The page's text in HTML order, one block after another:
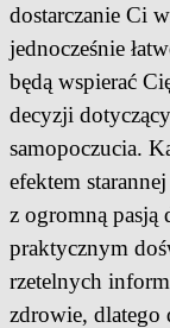
dostarczanie Ci
jednocześnie
będą wspierać
decyzji
samopoczucia.
efektem
z ogromną pasją
praktycznym
rzetelnych
zdrowie, dlatego